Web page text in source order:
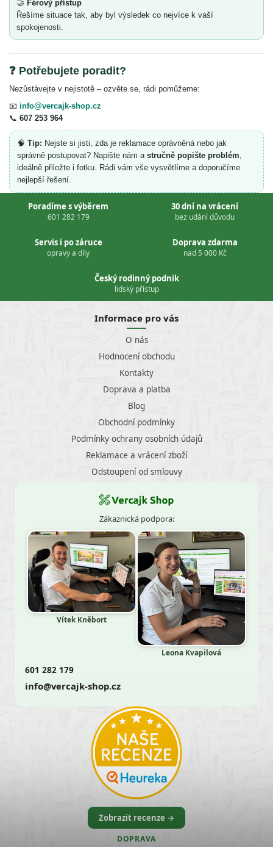
🤝 Férový přístup
Řešíme situace tak, aby byl výsledek co nejvíce k vaší
spokojenosti.
❓ Potřebujete poradit?
Nezůstávejte v nejistotě – ozvěte se, rádi pomůžeme:
📧 info@vercajk-shop.cz
📞 607 253 964
🧠 Tip: Nejste si jisti, zda je reklamace oprávněná nebo jak
správně postupovat? Napište nám a stručně popište problém
ideálně přiložte i fotku. Rádi vám vše vysvětlíme a doporučíme
nejlepší řešení.
Poradíme s výběrem
601 282 179
30 dní na vrácení
bez udání důvodu
Servis i po záruce
opravy a díly
Doprava zdarma
nad 5 000 Kč
Český rodinný podnik
lidský přístup
Informace pro vás
O nás
Hodnocení obchodu
Kontakty
Doprava a platba
Blog
Obchodní podmínky
Podmínky ochrany osobních údajů
Reklamace a vrácení zboží
Odstoupení od smlouvy
Zákaznická podpora:
Vítek Kněbort
Leona Kvapilová
601 282 179
info@vercajk-shop.cz
Zobrazit recenze →
DOPRAVA